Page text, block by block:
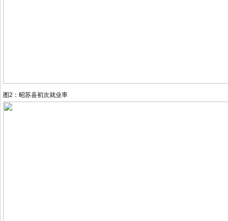
图2：昭苏县初次就业率